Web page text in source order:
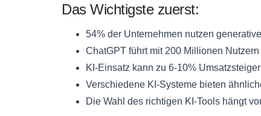
Das Wichtigste zuerst:
54% der Unternehmen nutzen
ChatGPT führt mit 200 Millionen Nutzern
KI-Einsatz kann zu 6-10%
Verschiedene KI-Systeme bieten
Die Wahl des richtigen KI-Tools hängt